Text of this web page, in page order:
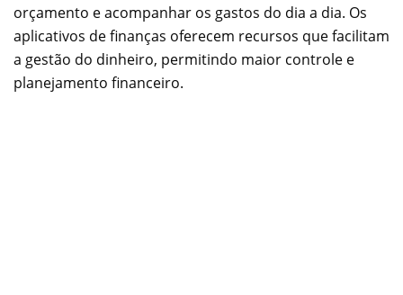
orçamento e acompanhar os gastos do dia a dia. Os
aplicativos de finanças oferecem recursos que facilitam
a gestão do dinheiro, permitindo maior controle e
planejamento financeiro.